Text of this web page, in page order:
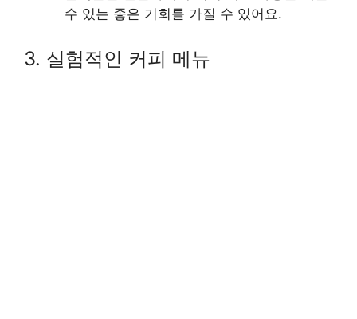
수 있는 좋은 기회를 가질 수 있어요.
3. 실험적인 커피 메뉴